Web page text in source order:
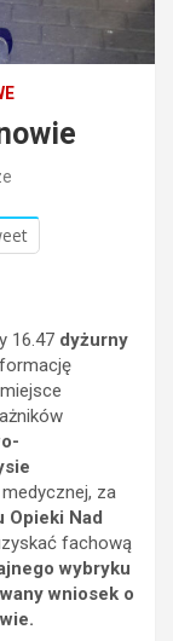
16.47 dyżurny
za
Opieki Nad
fachową
wybryku
wniosek o